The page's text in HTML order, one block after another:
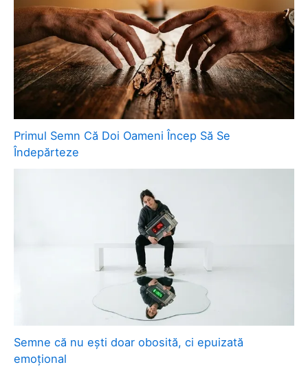
Primul Semn Că Doi Oameni Încep Să Se
Îndepărteze
Semne că nu ești doar obosită, ci epuizată
emoțional